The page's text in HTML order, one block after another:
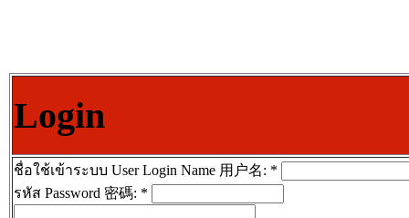
Login
ชื่อใช้เข้าระบบ User Login Name 用户名: *
รหัส Password 密碼: *